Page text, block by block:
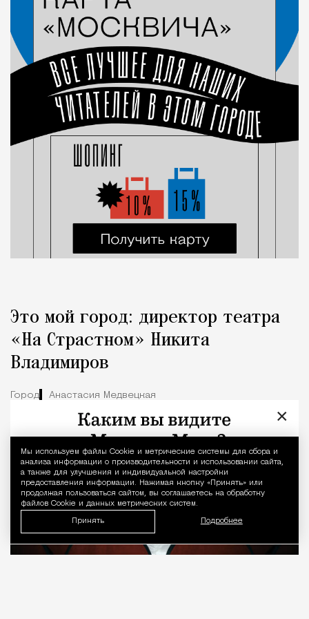
Уведомление
Мы используем файлы Сookie и метрические системы для сбора и
анализа информации о производительности и использовании сайта,
а также для улучшения и индивидуальной настройки
предоставления информации. Нажимая кнопку «Принять» или
продолжая пользоваться сайтом, вы соглашаетесь на обработку
файлов Cookie и данных метрических систем.
Принять Подробнее
Это мой город: директор театра
«На Страстном» Никита
Владимиров
Город Анастасия Медвецкая
×